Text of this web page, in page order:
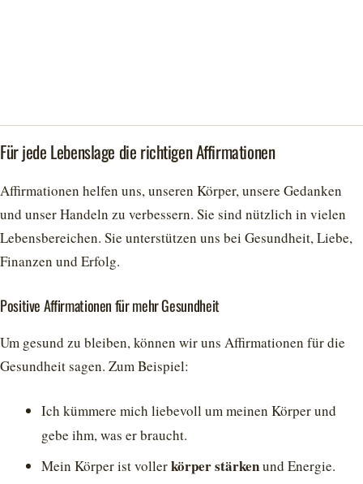
Für jede Lebenslage die richtigen Affirmationen
Affirmationen helfen uns, unseren Körper, unsere Gedanken
und unser Handeln zu verbessern. Sie sind nützlich in vielen
Lebensbereichen. Sie unterstützen uns bei Gesundheit, Liebe,
Finanzen und Erfolg.
Positive Affirmationen für mehr Gesundheit
Um gesund zu bleiben, können wir uns Affirmationen für die
Gesundheit sagen. Zum Beispiel:
Ich kümmere mich liebevoll um meinen Körper und
gebe ihm, was er braucht.
Mein Körper ist vollerkörper stärkenund Energie.